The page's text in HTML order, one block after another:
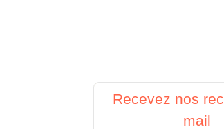
Recevez nos
mail